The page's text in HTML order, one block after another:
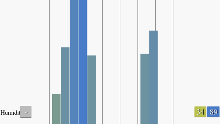
Humidity - 34 89